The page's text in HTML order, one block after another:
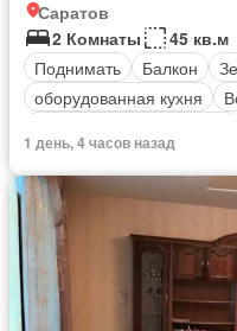
Саратов
2 Комнаты
45 кв.м
Поднимать
Балкон
оборудованная кухня
1 день, 4 часов назад